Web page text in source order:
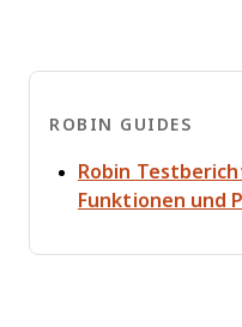
ROBIN GUIDES
Robin
Funktionen und